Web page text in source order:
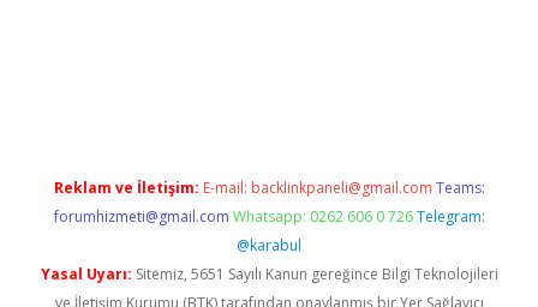
Reklam ve İletişim: E-mail: backlinkpaneli@gmail.com Teams:
forumhizmeti@gmail.com Whatsapp: 0262 606 0 726 Telegram:
@karabul
Yasal Uyarı: Sitemiz, 5651 Sayılı Kanun gereğince Bilgi Teknolojileri
ve İletişim Kurumu (BTK) tarafından onaylanmış bir Yer Sağlayıcı